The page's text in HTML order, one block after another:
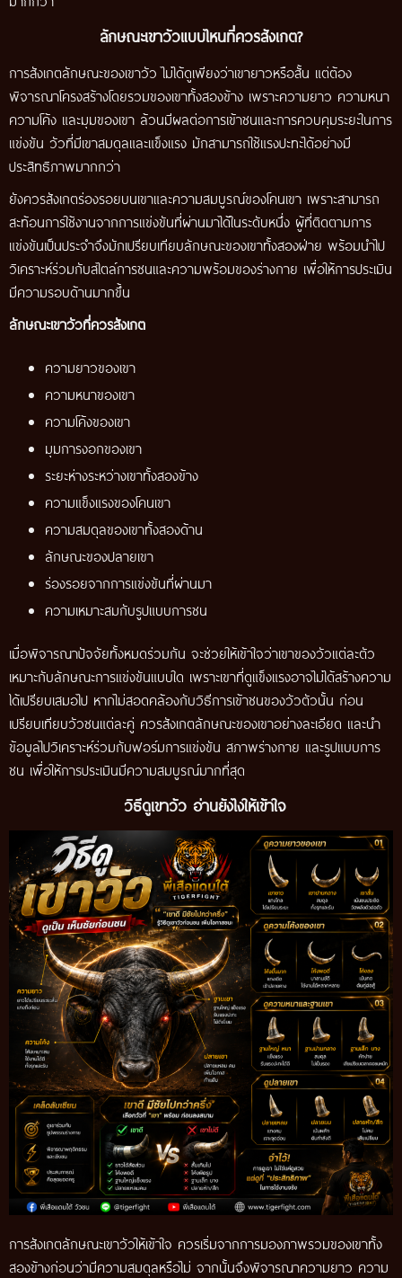
ลักษณะเขาวัวแบบไหนที่ควรสังเกต?
การสังเกตลักษณะของเขาวัว ไม่ได้ดูเพียงว่าเขายาวหรือสั้น แต่ต้อง
พิจารณาโครงสร้างโดยรวมของเขาทั้งสองข้าง เพราะความยาว ความหนา
ความโค้ง และมุมของเขา ล้วนมีผลต่อการเข้าชนและการควบคุมระยะในการ
แข่งขัน วัวที่มีเขาสมดุลและแข็งแรง มักสามารถใช้แรงปะทะได้อย่างมี
ประสิทธิภาพมากกว่า
ยังควรสังเกตร่องรอยบนเขาและความสมบูรณ์ของโคนเขา เพราะสามารถ
สะท้อนการใช้งานจากการแข่งขันที่ผ่านมาได้ในระดับหนึ่ง ผู้ที่ติดตามการ
แข่งขันเป็นประจำจึงมักเปรียบเทียบลักษณะของเขาทั้งสองฝ่าย พร้อมนำไป
วิเคราะห์ร่วมกับสไตล์การชนและความพร้อมของร่างกาย เพื่อให้การประเมิน
มีความรอบด้านมากขึ้น
ลักษณะเขาวัวที่ควรสังเกต
ความยาวของเขา
ความหนาของเขา
ความโค้งของเขา
มุมการงอกของเขา
ระยะห่างระหว่างเขาทั้งสองข้าง
ความแข็งแรงของโคนเขา
ความสมดุลของเขาทั้งสองด้าน
ลักษณะของปลายเขา
ร่องรอยจากการแข่งขันที่ผ่านมา
ความเหมาะสมกับรูปแบบการชน
เมื่อพิจารณาปัจจัยทั้งหมดร่วมกัน จะช่วยให้เข้าใจว่าเขาของวัวแต่ละตัว
เหมาะกับลักษณะการแข่งขันแบบใด เพราะเขาที่ดูแข็งแรงอาจไม่ได้สร้างความ
ได้เปรียบเสมอไป หากไม่สอดคล้องกับวิธีการเข้าชนของวัวตัวนั้น ก่อน
เปรียบเทียบวัวชนแต่ละคู่ ควรสังเกตลักษณะของเขาอย่างละเอียด และนำ
ข้อมูลไปวิเคราะห์ร่วมกับฟอร์มการแข่งขัน สภาพร่างกาย และรูปแบบการ
ชน เพื่อให้การประเมินมีความสมบูรณ์มากที่สุด
วิธีดูเขาวัว อ่านยังไงให้เข้าใจ
การสังเกตลักษณะเขาวัวให้เข้าใจ ควรเริ่มจากการมองภาพรวมของเขาทั้ง
สองข้างก่อนว่ามีความสมดุลหรือไม่ จากนั้นจึงพิจารณาความยาว ความ